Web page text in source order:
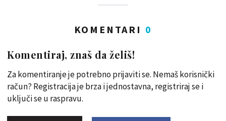
KOMENTARI 0
Komentiraj, znaš da želiš!
Za komentiranje je potrebno prijaviti se. Nemaš korisnički
račun? Registracija je brza i jednostavna, registriraj se i
uključi se u raspravu.